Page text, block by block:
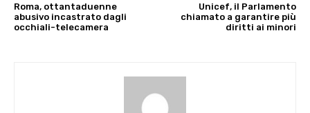
Roma, ottantaduenne
abusivo incastrato dagli
occhiali-telecamera
Unicef, il Parlamento
chiamato a garantire più
diritti ai minori